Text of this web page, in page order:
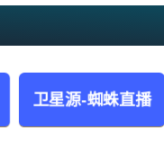
卫星源-蜘蛛直播